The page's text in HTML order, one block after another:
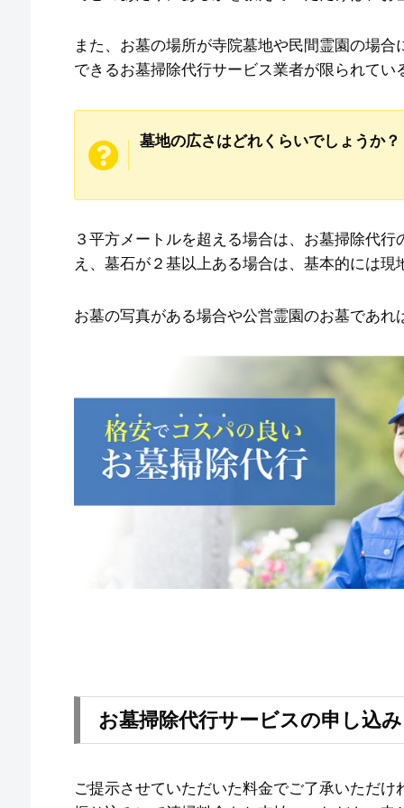
また、お墓の場所が寺院墓地や民間霊園の場
できるお墓掃除代行サービス業者が限られてい
墓地の広さはどれくらいでしょうか？
３平方メートルを超える場合は、お墓掃除代
え、墓石が２基以上ある場合は、基本的には
お墓の写真がある場合や公営霊園のお墓であ
お墓掃除代行サービスの申し込
ご提示させていただいた料金でご了承いただ